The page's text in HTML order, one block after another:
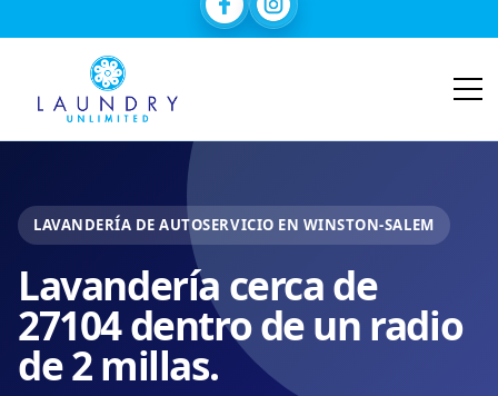
LAVANDERÍA DE AUTOSERVICIO EN WINSTON-SALEM
Lavandería cerca de
27104 dentro de un radio
de 2 millas.